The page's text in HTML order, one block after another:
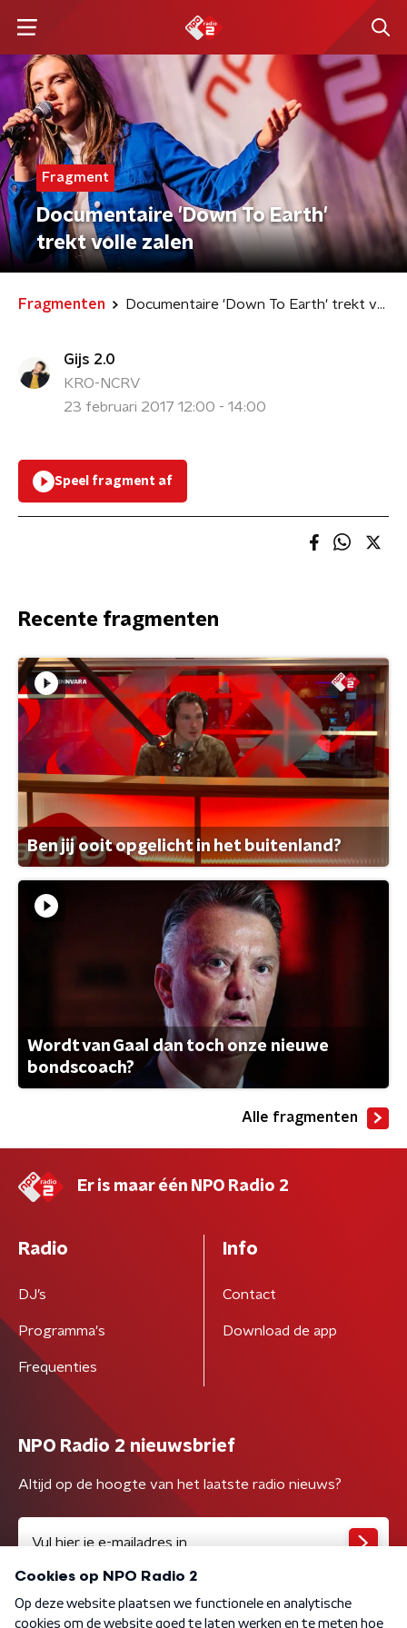
Fragment
Documentaire 'Down To Earth'
trekt volle zalen
Fragmenten Documentaire 'Down To Earth' trekt volle zalen
Gijs 2.0
KRO-NCRV
23 februari 2017 12:00 - 14:00
Speel fragment af
Recente fragmenten
Ben jij ooit opgelicht in het buitenland?
Wordt van Gaal dan toch onze nieuwe
bondscoach?
Alle fragmenten
Er is maar één NPO Radio 2
Radio
DJ’s
Programma's
Frequenties
Info
Contact
Download de app
NPO Radio 2 nieuwsbrief
Altijd op de hoogte van het laatste radio nieuws?